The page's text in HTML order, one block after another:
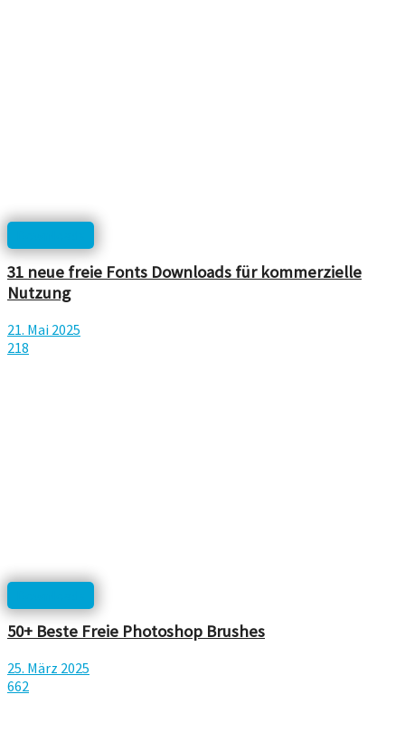
31 neue freie Fonts Downloads für kommerzielle
Nutzung
21. Mai 2025
218
50+ Beste Freie Photoshop Brushes
25. März 2025
662